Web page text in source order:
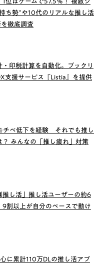
ち勢”や10代のリアルな推し活
を徹底調査
印税計算を自動化。ブックリ
支援サービス『Listia』を提供
チベ低下を経験 それでも推し
？ みんなの「推し疲れ」対策
推し活」推し活ユーザーの約6
9割以上が自分のペースで動け
に累計110万DLの推し活アプ